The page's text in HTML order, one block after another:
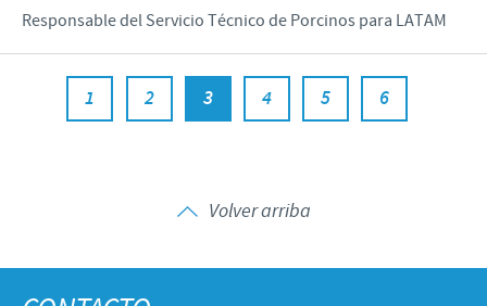
Responsable del Servicio Técnico de Porcinos para LATAM
1 2 3 4 5 6
Volver arriba